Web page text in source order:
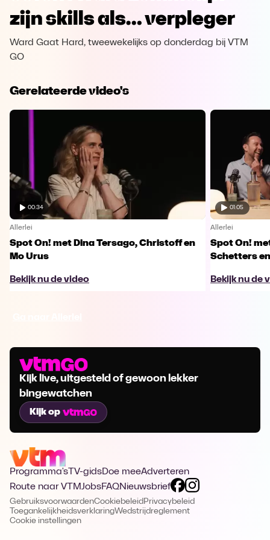
zijn skills als… verpleger
Ward Gaat Hard, tweewekelijks op donderdag bij VTM
GO
Gerelateerde video's
00:34
Allerlei
Spot On! met Dina Tersago, Christoff en
Mo Urus
Bekijk nu de video
01:05
Allerlei
Spot On!
Schetters
Bekijk nu de
Kijk live, uitgesteld of gewoon lekker
bingewatchen
Kijk op
Programma's TV-gidsDoe meeAdverteren
Route naar VTMJobsFAQNieuwsbrief
GebruiksvoorwaardenCookiebeleid Privacybeleid
ToegankelijkheidsverklaringWedstrijdreglement
Cookie instellingen